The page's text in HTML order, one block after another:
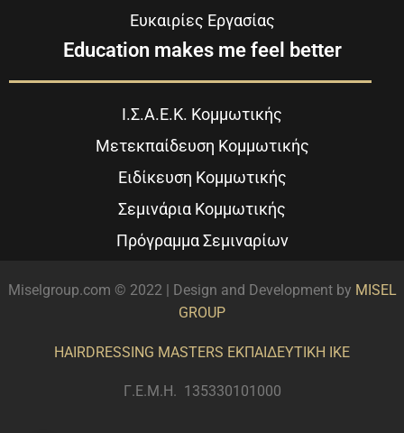
Ευκαιρίες Εργασίας
Education makes me feel better
Ι.Σ.Α.Ε.Κ. Κομμωτικής
Μετεκπαίδευση Κομμωτικής
Ειδίκευση Κομμωτικής
Σεμινάρια Κομμωτικής
Πρόγραμμα Σεμιναρίων
Miselgroup.com © 2022 | Design and Development by MISEL
GROUP
HAIRDRESSING MASTERS ΕΚΠΑΙΔΕΥΤΙΚΗ ΙΚΕ
Γ.Ε.Μ.Η. 135330101000